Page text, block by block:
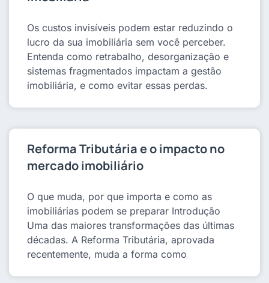
Os custos invisíveis podem estar reduzindo o
lucro da sua imobiliária sem você perceber.
Entenda como retrabalho, desorganização e
sistemas fragmentados impactam a gestão
imobiliária, e como evitar essas perdas.
Reforma Tributária e o impacto no
mercado imobiliário
O que muda, por que importa e como as
imobiliárias podem se preparar Introdução
Uma das maiores transformações das últimas
décadas. A Reforma Tributária, aprovada
recentemente, muda a forma como